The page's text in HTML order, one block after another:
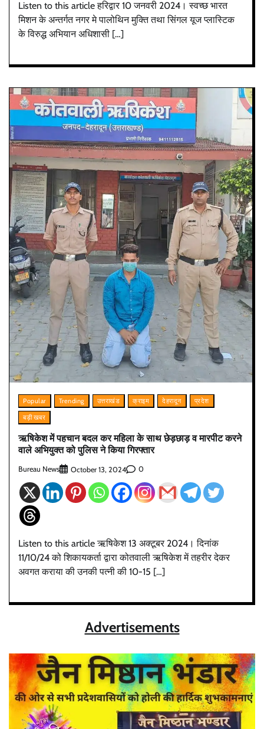
Listen to this article हरिद्वार 10 जनवरी 2024। स्वच्छ भारत
मिशन के अन्तर्गत नगर मे पालोथिन मुक्ति तथा सिंगल यूज प्लास्टिक
के विरुद्ध अभियान अधिशासी […]
Popular Trending उत्तराखंड क्राइम देहरादून
प्रदेश
बड़ी खबर
ऋषिकेश में पहचान बदल कर महिला के साथ छेड़छाड़ व मारपीट करने
वाले अभियुक्त को पुलिस ने किया गिरफ्तार
Bureau News October 13, 2024 0
Listen to this article ऋषिकेश 13 अक्टूबर 2024। दिनांक
11/10/24 को शिकायकर्ता द्वारा कोतवाली ऋषिकेश में तहरीर देकर
अवगत कराया की उनकी पत्नी की 10-15 […]
Advertisements